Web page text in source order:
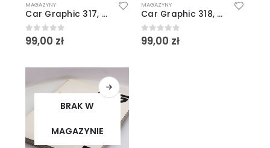
MAGAZYNY
Car Graphic 317, 8/1987
0out of 5
99,00 zł
MAGAZYNY
Car Graphic 318, 9/1987
0out of 5
99,00 zł
BRAK W
MAGAZYNIE